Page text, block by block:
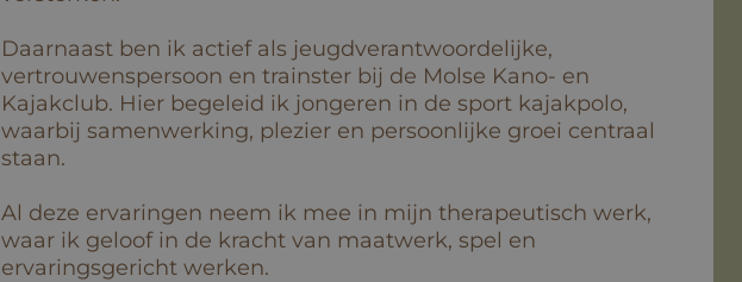
Daarnaast ben ik actief als jeugdverantwoordelijke,
vertrouwenspersoon en trainster bij de Molse Kano- en
Kajakclub. Hier begeleid ik jongeren in de sport kajakpolo,
waarbij samenwerking, plezier en persoonlijke groei centraal
staan.
Al deze ervaringen neem ik mee in mijn therapeutisch werk,
waar ik geloof in de kracht van maatwerk, spel en
ervaringsgericht werken.